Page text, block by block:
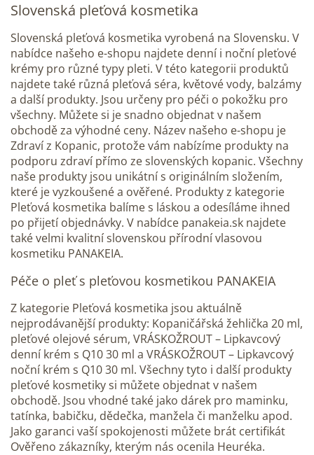
Slovenská pleťová kosmetika
Slovenská pleťová kosmetika vyrobená na Slovensku. V
nabídce našeho e-shopu najdete denní i noční pleťové
krémy pro různé typy pleti. V této kategorii produktů
najdete také různá pleťová séra, květové vody, balzámy
a další produkty. Jsou určeny pro péči o pokožku pro
všechny. Můžete si je snadno objednat v našem
obchodě za výhodné ceny. Název našeho e-shopu je
Zdraví z Kopanic, protože vám nabízíme produkty na
podporu zdraví přímo ze slovenských kopanic. Všechny
naše produkty jsou unikátní s originálním složením,
které je vyzkoušené a ověřené. Produkty z kategorie
Pleťová kosmetika balíme s láskou a odesíláme ihned
po přijetí objednávky. V nabídce panakeia.sk najdete
také velmi kvalitní slovenskou přírodní vlasovou
kosmetiku PANAKEIA.
Péče o pleť s pleťovou kosmetikou PANAKEIA
Z kategorie Pleťová kosmetika jsou aktuálně
nejprodávanější produkty: Kopaničářská žehlička 20 ml,
pleťové olejové sérum, VRÁSKOŽROUT – Lipkavcový
denní krém s Q10 30 ml a VRÁSKOŽROUT – Lipkavcový
noční krém s Q10 30 ml. Všechny tyto i další produkty
pleťové kosmetiky si můžete objednat v našem
obchodě. Jsou vhodné také jako dárek pro maminku,
tatínka, babičku, dědečka, manžela či manželku apod.
Jako garanci vaší spokojenosti můžete brát certifikát
Ověřeno zákazníky, kterým nás ocenila Heuréka.